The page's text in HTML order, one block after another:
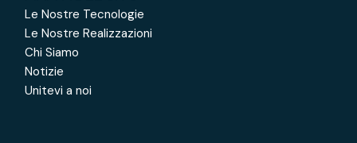
Le Nostre Tecnologie
Le Nostre Realizzazioni
Chi Siamo
Notizie
Unitevi a noi